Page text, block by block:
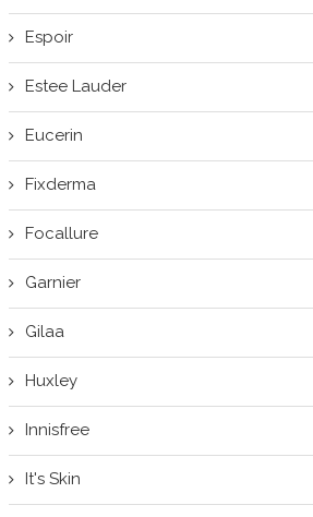
Espoir
Estee Lauder
Eucerin
Fixderma
Focallure
Garnier
Gilaa
Huxley
Innisfree
It's Skin